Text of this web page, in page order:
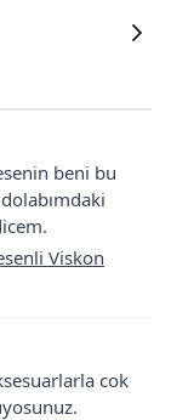
beni bu
Viskon
cok